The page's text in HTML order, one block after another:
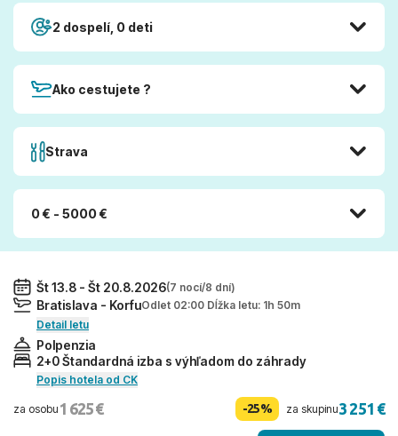
2 dospelí, 0 deti
Ako cestujete ?
Strava
0 € - 5000 €
Št 13.8 - Št 20.8.2026(7 nocí/8 dní)
Bratislava - KorfuOdlet 02:00 Dĺžka letu: 1h 50m
Detail letu
Polpenzia
2+0 Štandardná izba s výhľadom do záhrady
Popis hotela od CK
za osobu 1 625 € -25% za skupinu3 251 €